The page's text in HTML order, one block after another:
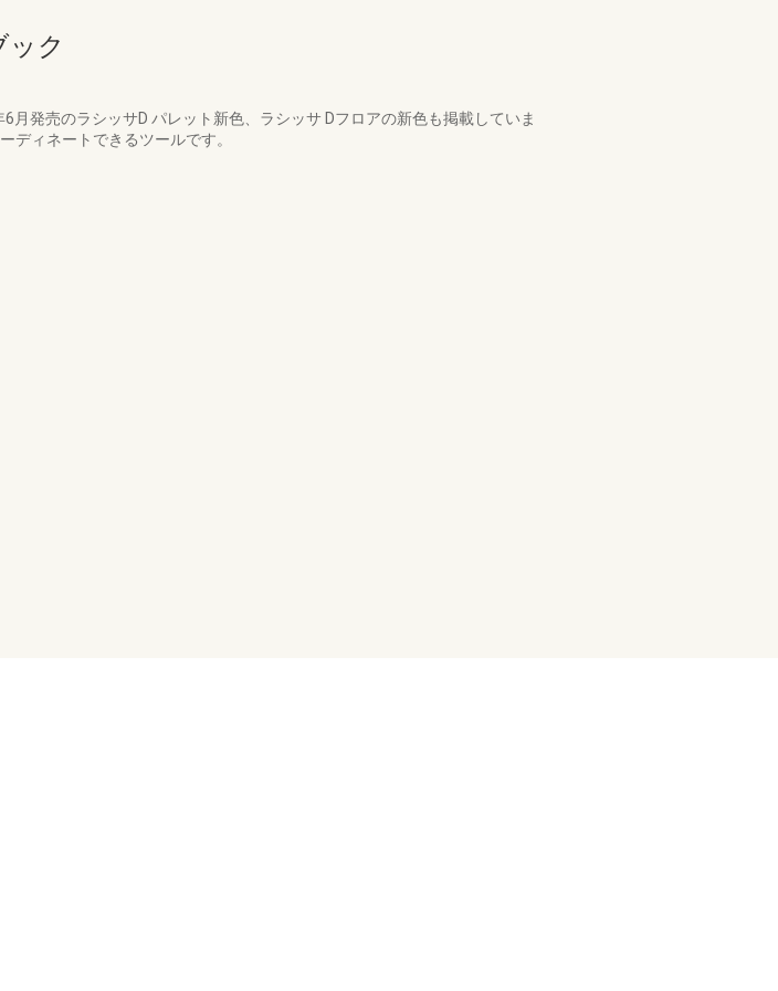
ク
発売のラシッサD パレット新色、ラシッサ Dフロアの新色も掲載していま
ディネートできるツールです。